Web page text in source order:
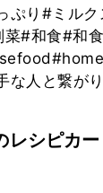
ぷり#ミル
#和食#和
な人と繋が
レシピカー